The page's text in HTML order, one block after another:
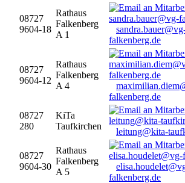
08727
9604-18
Rathaus
Falkenberg
A 1
falkenberg.de
08727
9604-12
Rathaus
Falkenberg
A 4
falkenberg.de
08727
280
KiTa
Taufkirchen
leitung@kita-
08727
9604-30
Rathaus
Falkenberg
A 5
falkenberg.de